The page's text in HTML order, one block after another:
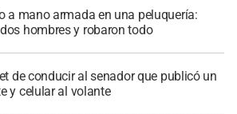
a mano armada en una peluquería:
hombres y robaron todo
de conducir al senador que publicó un
y celular al volante